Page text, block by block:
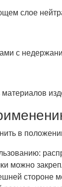
слое
с
в
можно
стороне